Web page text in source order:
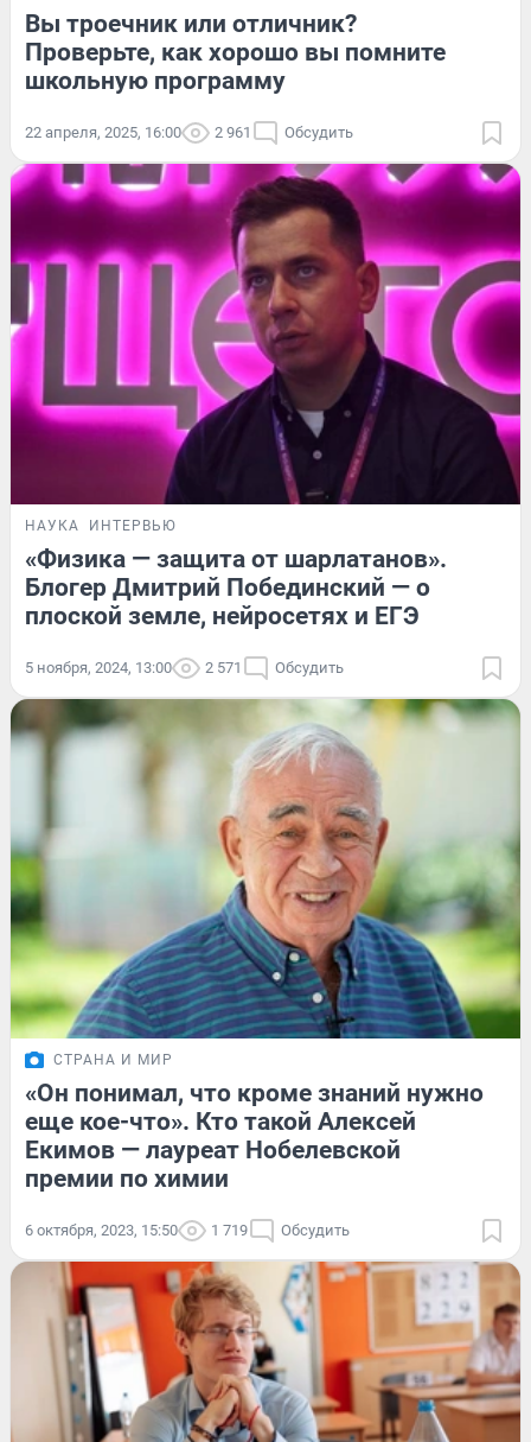
Вы троечник или отличник?
Проверьте, как хорошо вы помните
школьную программу
22 апреля, 2025, 16:00 2 961 Обсудить
НАУКА ИНТЕРВЬЮ
«Физика — защита от шарлатанов».
Блогер Дмитрий Побединский — о
плоской земле, нейросетях и ЕГЭ
5 ноября, 2024, 13:00 2 571 Обсудить
СТРАНА И МИР
«Он понимал, что кроме знаний нужно
еще кое-что». Кто такой Алексей
Екимов — лауреат Нобелевской
премии по химии
6 октября, 2023, 15:50 1 719 Обсудить